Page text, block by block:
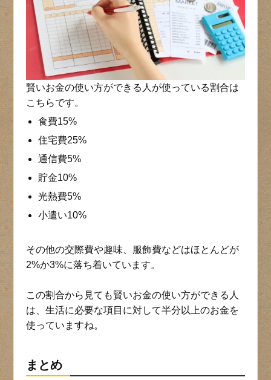
賢いお金の使い方ができる人が使っている割合は
こちらです。
食費15%
住宅費25%
通信費5%
貯金10%
光熱費5%
小遣い10%
その他の交際費や趣味、服飾費などはほとんどが
2%か3%に落ち着いています。
この割合から見ても賢いお金の使い方ができる人
は、生活に必要な項目に対して半分以上のお金を
使っていますね。
まとめ